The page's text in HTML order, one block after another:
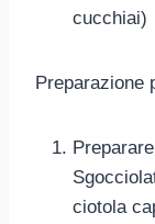
cucchiai)
Preparazione
ciotola